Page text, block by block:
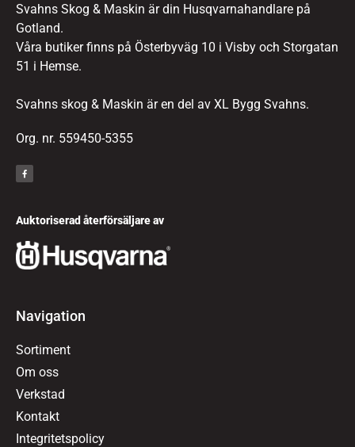
Svahns Skog & Maskin är din Husqvarnahandlare på
Gotland.
Våra butiker finns på Österbyväg 10 i Visby och Storgatan
51 i Hemse.
Svahns skog & Maskin är en del av XL Bygg Svahns.
Org. nr. 559450-5355
Auktoriserad återförsäljare av
Navigation
Sortiment
Om oss
Verkstad
Kontakt
Integritetspolicy